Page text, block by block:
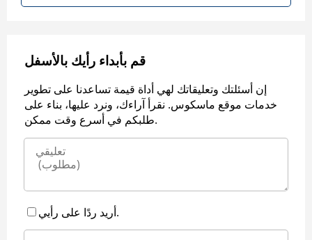
قم بأبداء رأيك بالأسفل
إن أسئلتك وتعليقاتك لهي أداة قيمة تساعدنا على تطوير
خدمات موقع ماسكوس. نقرأ آراءك، ونرد عليها، بناء على
طلبكم في أسرع وقت ممكن.
أريد ردًا على رأيي.